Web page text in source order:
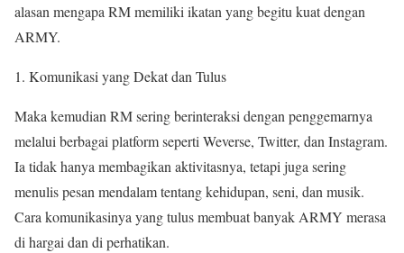
alasan mengapa RM memiliki ikatan yang begitu kuat dengan
ARMY.
Komunikasi yang Dekat dan Tulus
Maka kemudian RM sering berinteraksi dengan penggemarnya
melalui berbagai platform seperti Weverse, Twitter, dan Instagram.
Ia tidak hanya membagikan aktivitasnya, tetapi juga sering
menulis pesan mendalam tentang kehidupan, seni, dan musik.
Cara komunikasinya yang tulus membuat banyak ARMY merasa
di hargai dan di perhatikan.